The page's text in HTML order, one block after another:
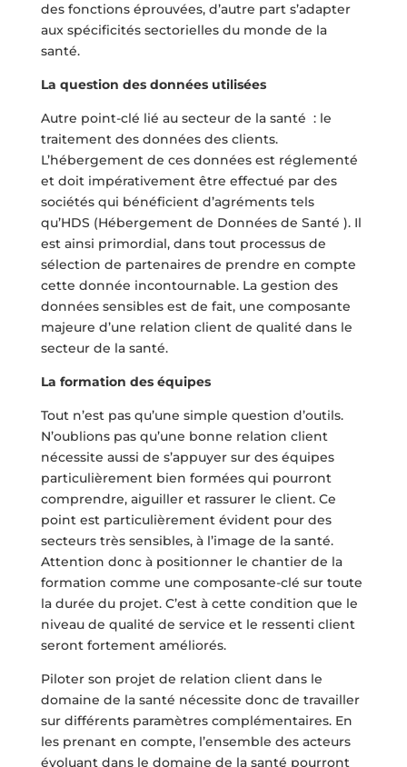
des fonctions éprouvées, d’autre part s’adapter
aux spécificités sectorielles du monde de la
santé.
La question des données utilisées
Autre point-clé lié au secteur de la santé : le
traitement des données des clients.
L’hébergement de ces données est réglementé
et doit impérativement être effectué par des
sociétés qui bénéficient d’agréments tels
qu’HDS (Hébergement de Données de Santé ). Il
est ainsi primordial, dans tout processus de
sélection de partenaires de prendre en compte
cette donnée incontournable. La gestion des
données sensibles est de fait, une composante
majeure d’une relation client de qualité dans le
secteur de la santé.
La formation des équipes
Tout n’est pas qu’une simple question d’outils.
N’oublions pas qu’une bonne relation client
nécessite aussi de s’appuyer sur des équipes
particulièrement bien formées qui pourront
comprendre, aiguiller et rassurer le client. Ce
point est particulièrement évident pour des
secteurs très sensibles, à l’image de la santé.
Attention donc à positionner le chantier de la
formation comme une composante-clé sur toute
la durée du projet. C’est à cette condition que le
niveau de qualité de service et le ressenti client
seront fortement améliorés.
Piloter son projet de relation client dans le
domaine de la santé nécessite donc de travailler
sur différents paramètres complémentaires. En
les prenant en compte, l’ensemble des acteurs
évoluant dans le domaine de la santé pourront